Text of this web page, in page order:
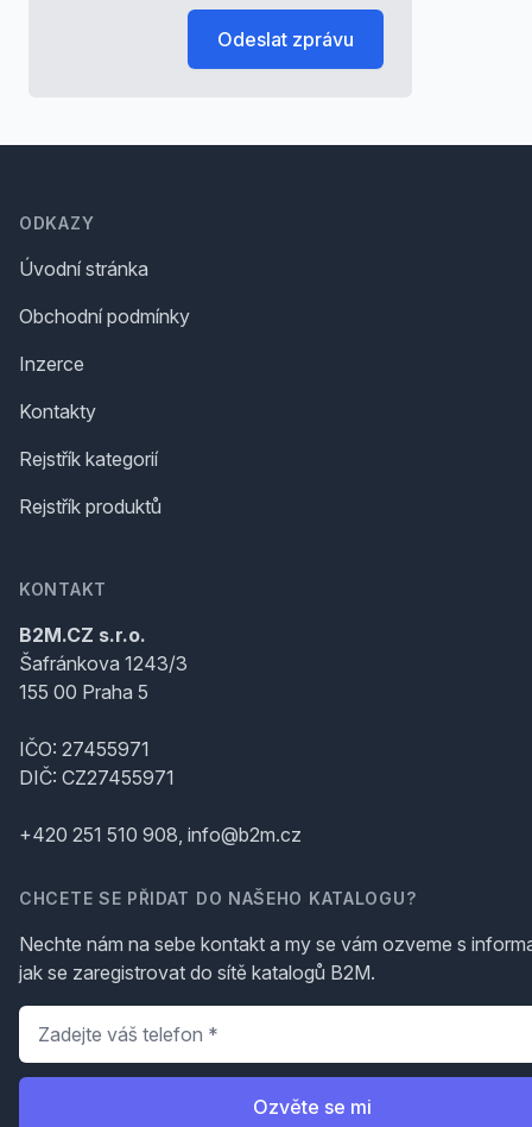
Odeslat zprávu
ODKAZY
Úvodní stránka
Obchodní podmínky
Inzerce
Kontakty
Rejstřík kategorií
Rejstřík produktů
KONTAKT
B2M.CZ s.r.o.
Šafránkova 1243/3
155 00 Praha 5
IČO: 27455971
DIČ: CZ27455971
+420 251 510 908, info@b2m.cz
CHCETE SE PŘIDAT DO NAŠEHO KATALOGU?
Nechte nám na sebe kontakt a my se vám ozveme s
jak se zaregistrovat do sítě katalogů B2M.
Telefon
Ozvěte se mi